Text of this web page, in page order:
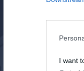
I want